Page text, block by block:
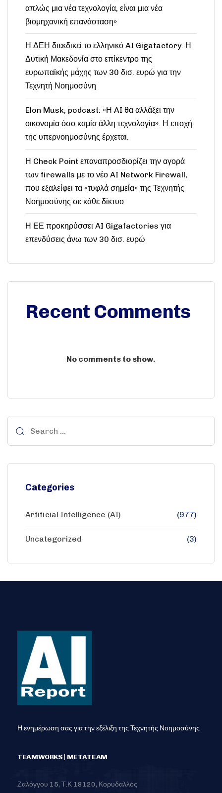
απλώς μια νέα τεχνολογία, είναι μια νέα
βιομηχανική επανάσταση»
Η ΔΕΗ διεκδικεί το ελληνικό AI Gigafactory. Η
Δυτική Μακεδονία στο επίκεντρο της
ευρωπαϊκής μάχης των 30 δισ. ευρώ για την
Τεχνητή Νοημοσύνη
Elon Musk, podcast: «Η AI θα αλλάξει την
οικονομία όσο καμία άλλη τεχνολογία». Η εποχή
της υπερνοημοσύνης έρχεται.
Η Check Point επαναπροσδιορίζει την αγορά
των firewalls με το νέο AI Network Firewall,
που εξαλείφει τα «τυφλά σημεία» της Τεχνητής
Νοημοσύνης σε κάθε δίκτυο
Η ΕΕ προκηρύσσει AI Gigafactories για
επενδύσεις άνω των 30 δισ. ευρώ
Recent Comments
No comments to show.
Categories
Artificial Intelligence (AI) (977)
Uncategorized (3)
Η ενημέρωση σας για την εξέλιξη της Τεχνητής Νοημοσύνης
TEAMWORKS | METATEAM
Ζαλόγγου 15, Τ.Κ 18120, Κορυδαλλός